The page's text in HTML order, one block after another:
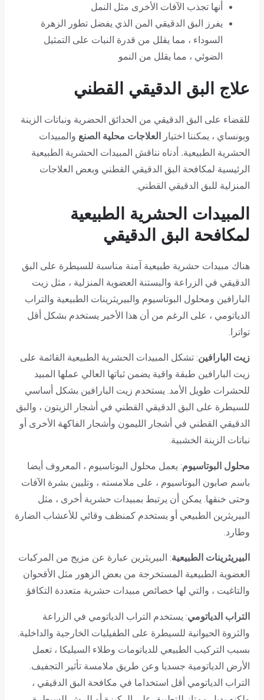
أنها تجذب الآفات الأخرى مثل النمل
يفرز البق الدقيقي المن الذي يفضل تطور الزهرة
السوداء ، مما يقلل من قدرة النبات على التمثيل
الضوئي ، مما يقلل من النمو
علاج البق الدقيقي القطني
للقضاء على البق الدقيقي من الحدائق الحضرية ونباتات الزينة
وبونساي ، يمكننا اختيار
العلاجات محلية الصنع والمبيدات
الحشرية الطبيعية. أدناه نناقش المبيدات الحشرية الطبيعية
الرئيسية لمكافحة البق الدقيقي القطني وبعض العلاجات
المنزلية للبق الدقيقي القطني.
المبيدات الحشرية الطبيعية
لمكافحة البق الدقيقي
هناك مبيدات حشرية طبيعية آمنة مناسبة للسيطرة على البق
الدقيقي في الزراعة والبستنة العضوية المنزلية ، مثل زيت
البارافين ومحلول البوتاسيوم والبيريثرينات الطبيعية والتراب
الدياتومي ، على الرغم من أن هذا الأخير يستخدم بشكل أقل
تواترا.
زيت البارافين: تشكل المبيدات الحشرية الطبيعية القائمة على
زيت البارافين طبقة واقية يضمن ثباتها العالي عملها المبيد
للحشرات طويل الأمد. يستخدم زيت البارافين بشكل أساسي
للسيطرة على البق الدقيقي القطني في أشجار الزيتون ، والبق
الدقيقي القطني في أشجار الليمون وأشجار الفاكهة الأخرى أو
نباتات الزينة الخشبية.
محلول البوتاسيوم: يعمل محلول البوتاسيوم ، المعروف أيضا
باسم صابون البوتاسيوم ، على ملامسته ، وتليين بشرة الآفات
وحتى خنقها. يمكن أن يرتبط بمبيدات حشرية أخرى ، مثل
البيريثرين الطبيعي أو يستخدم كمنظف وقائي للأعشاب الضارة
وطارد.
البيريثرينات الطبيعية: البيريثرين عبارة عن مزيج من المركبات
العضوية الطبيعية المستخرجة من بعض الزهور مثل الأقحوان
والتاغيت ، والتي لها خصائص مبيدات حشرية متعددة التكافؤ.
التراب الدياتومي: يستخدم التراب الدياتومي في الزراعة
والثروة الحيوانية للسيطرة على الطفيليات الخارجية والداخلية.
بسبب التركيب الطبيعي للدياتومات وطلاء السيليكا ، تعمل
الأرض الدياتومية جسديا وعن طريق ملامسة تأثير التجفيف.
التراب الدياتومي أقل استخداما في مكافحة البق الدقيقي ،